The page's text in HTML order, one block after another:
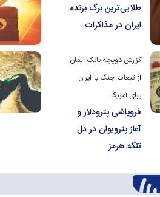
طلایی‌ترین برگ برنده
ایران در مذاکرات
گزارش دویچه بانک آلمان
از تبعات جنگ با ایران
برای آمریکا؛
فروپاشی پترودلار و
آغاز پترویوان در دل
تنگه هرمز